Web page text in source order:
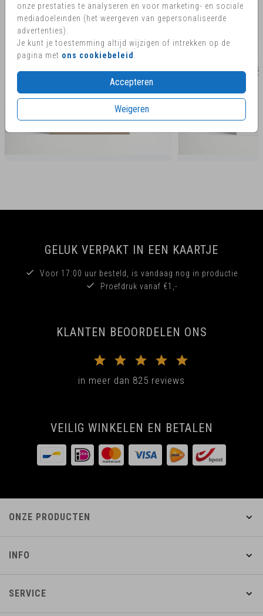
onze prestaties te analyseren en voor marketing- en sociale
mediadoeleinden (het weergeven van gepersonaliseerde
advertenties).
Je kunt je toestemming altijd wijzigen of intrekken op de
pagina met ons cookiebeleid
Accepteren
Weigeren
GELUK VERPAKT IN EEN KAARTJE
Voor 17:00 uur besteld, is vandaag nog in productie
Proefdruk vanaf €1,-
KLANTEN BEOORDELEN ONS
in meer dan 825 reviews
VEILIG WINKELEN EN BETALEN
ONZE PRODUCTEN
INFO
SERVICE